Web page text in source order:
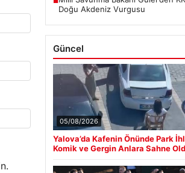
Doğu Akdeniz Vurgusu
Güncel
05/08/2026
Yalova’da Kafenin Önünde Park
Komik ve Gergin Anlara Sahne